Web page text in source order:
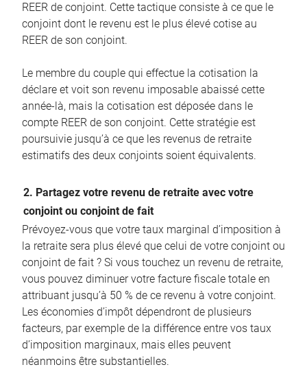
REER de conjoint. Cette tactique consiste à ce que le
conjoint dont le revenu est le plus élevé cotise au
REER de son conjoint.
Le membre du couple qui effectue la cotisation la
déclare et voit son revenu imposable abaissé cette
année-là, mais la cotisation est déposée dans le
compte REER de son conjoint. Cette stratégie est
poursuivie jusqu’à ce que les revenus de retraite
estimatifs des deux conjoints soient équivalents.
2. Partagez votre revenu de retraite avec votre
conjoint ou conjoint de fait
Prévoyez-vous que votre taux marginal d’imposition à
la retraite sera plus élevé que celui de votre conjoint ou
conjoint de fait ? Si vous touchez un revenu de retraite,
vous pouvez diminuer votre facture fiscale totale en
attribuant jusqu’à 50 % de ce revenu à votre conjoint.
Les économies d’impôt dépendront de plusieurs
facteurs, par exemple de la différence entre vos taux
d’imposition marginaux, mais elles peuvent
néanmoins être substantielles.